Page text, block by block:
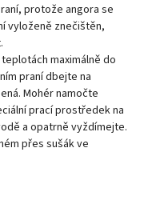
protože angora se
vyloženě znečištěn,
maximálně do
praní dbejte na
Mohér namočte
prací prostředek na
a opatrně vyždímejte.
přes sušák ve